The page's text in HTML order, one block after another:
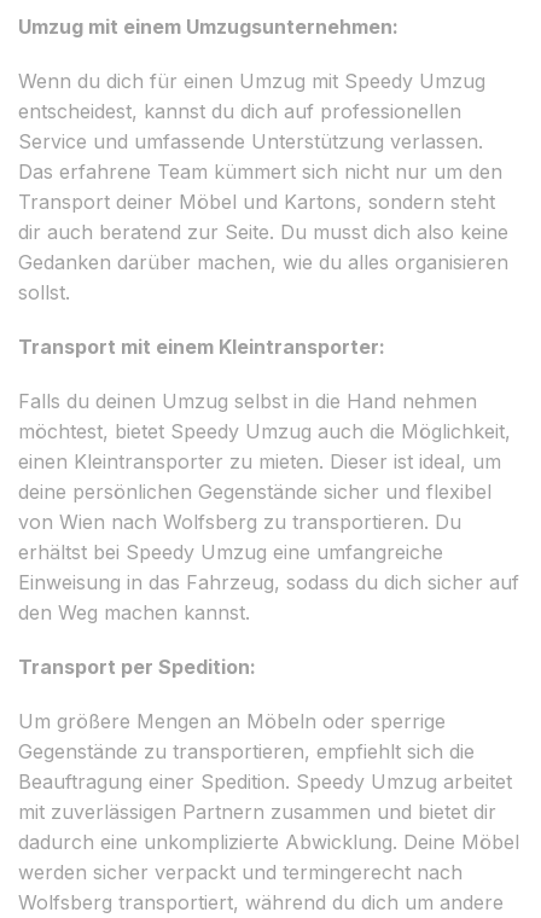
Umzug mit einem Umzugsunternehmen:
Wenn du dich für einen Umzug mit Speedy Umzug
entscheidest, kannst du dich auf professionellen
Service und umfassende Unterstützung verlassen.
Das erfahrene Team kümmert sich nicht nur um den
Transport deiner Möbel und Kartons, sondern steht
dir auch beratend zur Seite. Du musst dich also keine
Gedanken darüber machen, wie du alles organisieren
sollst.
Transport mit einem Kleintransporter:
Falls du deinen Umzug selbst in die Hand nehmen
möchtest, bietet Speedy Umzug auch die Möglichkeit,
einen Kleintransporter zu mieten. Dieser ist ideal, um
deine persönlichen Gegenstände sicher und flexibel
von Wien nach Wolfsberg zu transportieren. Du
erhältst bei Speedy Umzug eine umfangreiche
Einweisung in das Fahrzeug, sodass du dich sicher auf
den Weg machen kannst.
Transport per Spedition:
Um größere Mengen an Möbeln oder sperrige
Gegenstände zu transportieren, empfiehlt sich die
Beauftragung einer Spedition. Speedy Umzug arbeitet
mit zuverlässigen Partnern zusammen und bietet dir
dadurch eine unkomplizierte Abwicklung. Deine Möbel
werden sicher verpackt und termingerecht nach
Wolfsberg transportiert, während du dich um andere